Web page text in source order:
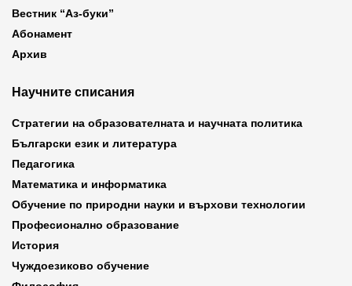
Вестник “Аз-буки”
Абонамент
Архив
Научните списания
Стратегии на образователната и научната политика
Български език и литература
Педагогика
Математика и информатика
Обучение по природни науки и върхови технологии
Професионално образование
История
Чуждоезиково обучение